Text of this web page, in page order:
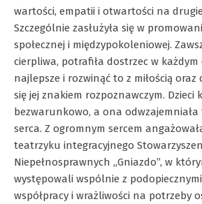
wartości, empatii i otwartości na
Szczególnie zasłużyła się w
społecznej i międzypokoleniowej.
cierpliwa, potrafiła dostrzec w każdym
najlepsze i rozwinąć to z miłością oraz
się jej znakiem rozpoznawczym. Dzieci
bezwarunkowo, a ona odwzajemniała
serca. Z ogromnym sercem
teatrzyku integracyjnego
Niepełnosprawnych „Gniazdo”, w
występowali wspólnie z
współpracy i wrażliwości na potrzeby